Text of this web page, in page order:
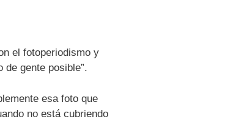
el fotoperiodismo y
gente posible”.
esa foto que
no está cubriendo